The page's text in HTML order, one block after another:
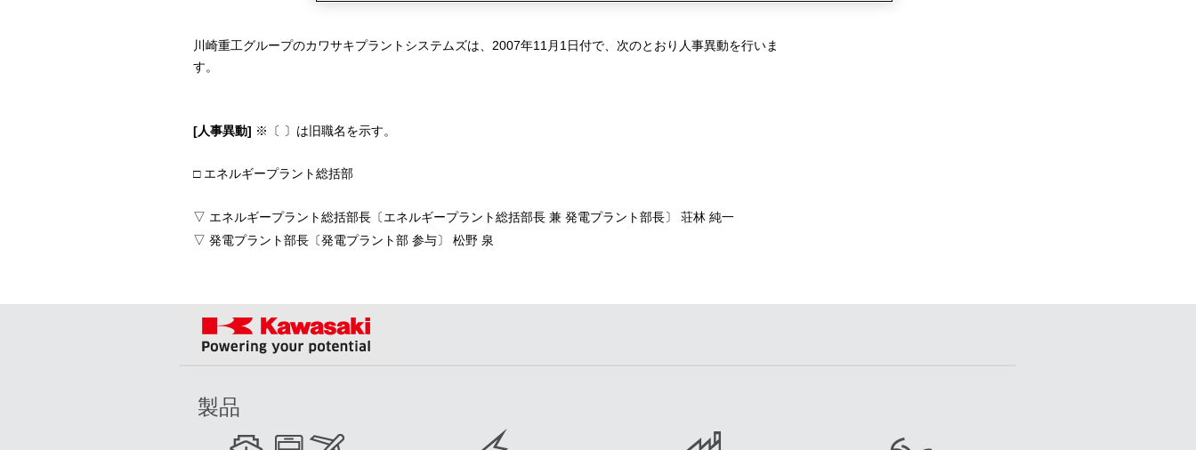
川崎重工グループのカワサキプラントシステムズは、2007年11月1日付で、次のとおり人事異動を行いま
す。
[人事異動] ※〔 〕は旧職名を示す。
□ エネルギープラント総括部
▽ エネルギープラント総括部長〔エネルギープラント総括部長 兼 発電プラント部長〕 荘林 純一
▽ 発電プラント部長〔発電プラント部 参与〕 松野 泉
製品